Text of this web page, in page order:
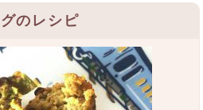
のレシピ